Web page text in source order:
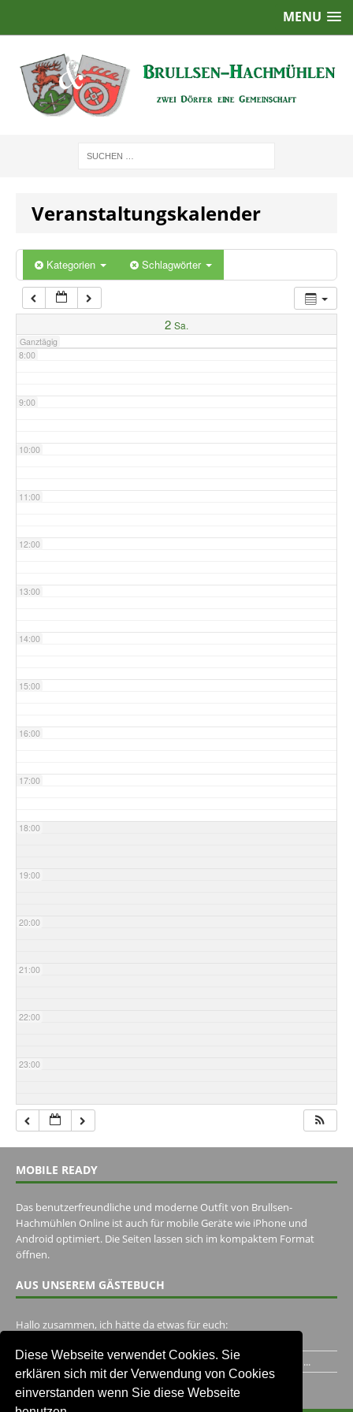
Diese Webseite verwendet Cookies. Sie
erklären sich mit der Verwendung von Cookies
einverstanden wenn Sie diese Webseite
MENU
Veranstaltungskalender
Kategorien Schlagwörter
2 Sa.
Ganztägig
2:00
5:00
7:00
8:00
9:00
10:00
11:00
12:00
13:00
14:00
15:00
16:00
17:00
18:00
19:00
20:00
21:00
22:00
23:00
MOBILE READY
Das benutzerfreundliche und moderne Outfit von Brullsen-
Hachmühlen Online ist auch für mobile Geräte wie iPhone und
Android optimiert. Die Seiten lassen sich im kompaktem Format
öffnen.
AUS UNSEREM GÄSTEBUCH
Hallo zusammen, ich hätte da etwas für euch:
Ich habe ein Jahr im Gasthaus Hugo Pape verbracht..Habe ihn...
Unser Gästebuch besuchen